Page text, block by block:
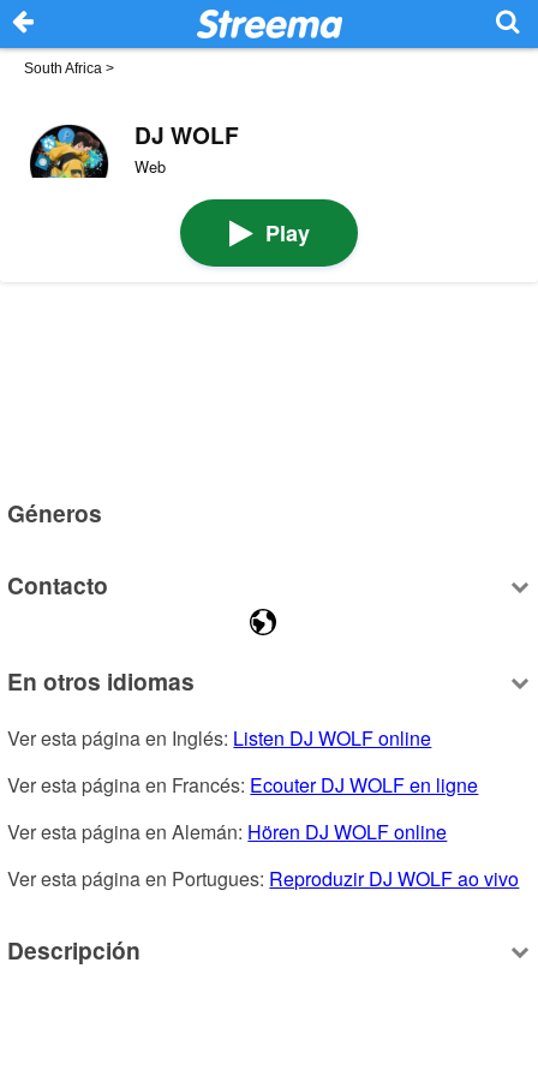
South Africa >
DJ WOLF
Web
Play
Géneros
Contacto
En otros idiomas
Ver esta página en Inglés: Listen DJ WOLF online
Ver esta página en Francés: Ecouter DJ WOLF en ligne
Ver esta página en Alemán: Hören DJ WOLF online
Ver esta página en Portugues: Reproduzir DJ WOLF ao vivo
Descripción